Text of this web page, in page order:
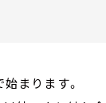
まります。